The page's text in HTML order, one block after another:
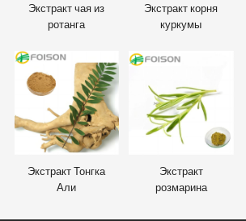
Экстракт чая из
ротанга
Экстракт корня
куркумы
Экстракт Тонгка
Али
Экстракт
розмарина